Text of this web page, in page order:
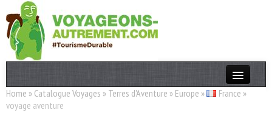
Actualités
Home » Catalogue Voyages » Terres d'Aventure » Europe » France »
voyage aventure